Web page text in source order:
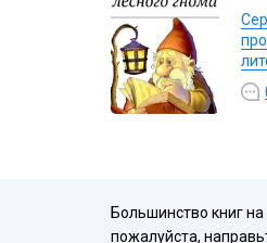
Большинство книг
пожалуйста,